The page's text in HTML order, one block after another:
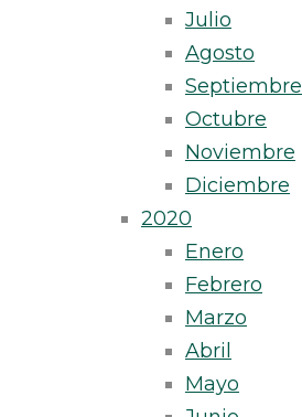
Julio
Agosto
Septiembre
Octubre
Noviembre
Diciembre
2020
Enero
Febrero
Marzo
Abril
Mayo